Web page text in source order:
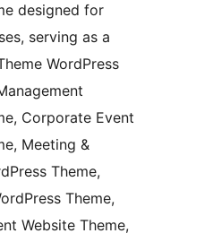
designed for
serving as a
WordPress
Corporate Event
Meeting &
Theme,
Theme,
Website Theme,